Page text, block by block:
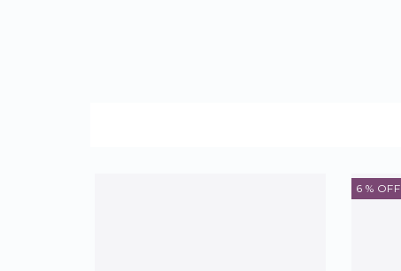
6 % OFF